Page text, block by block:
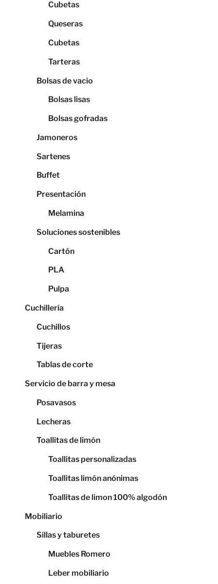
Cubetas
Queseras
Cubetas
Tarteras
Bolsas de vacio
Bolsas lisas
Bolsas gofradas
Jamoneros
Sartenes
Buffet
Presentación
Melamina
Soluciones sostenibles
Cartón
PLA
Pulpa
Cuchillería
Cuchillos
Tijeras
Tablas de corte
Servicio de barra y mesa
Posavasos
Lecheras
Toallitas de limón
Toallitas personalizadas
Toallitas limón anónimas
Toallitas de limon 100% algodón
Mobiliario
Sillas y taburetes
Muebles Romero
Leber mobiliario